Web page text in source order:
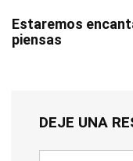
Estaremos
piensas
DEJE UNA